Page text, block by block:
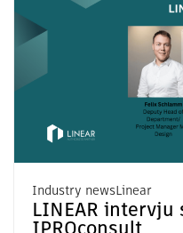
Industry newsLinear
LINEAR intervju